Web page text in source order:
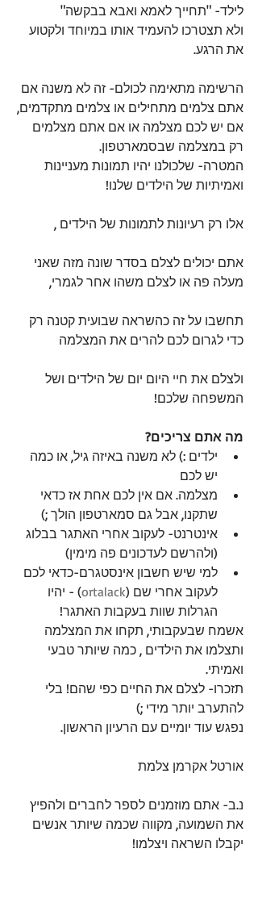
לילד- "תחייך לאמא ואבא בבקשה"
ולא תצטרכו להעמיד אותו במיוחד ולקטוע
את הרגע.
הרשימה מתאימה לכולם- זה לא משנה אם
אתם צלמים מתחילים או צלמים מתקדמים,
אם יש לכם מצלמה או אם אתם מצלמים
רק במצלמה שבסמארטפון.
המטרה- שלכולנו יהיו תמונות מעניינות
ואמיתיות של הילדים שלנו!
אלו רק רעיונות לתמונות של הילדים ,
אתם יכולים לצלם בסדר שונה מזה שאני
מעלה פה או לצלם משהו אחר לגמרי,
תחשבו על זה כהשראה שבועית קטנה רק
כדי לגרום לכם להרים את המצלמה
ולצלם את חיי היום יום של הילדים ושל
המשפחה שלכם!
מה אתם צריכים?
ילדים :) לא משנה באיזה גיל, או כמה
יש לכם
מצלמה. אם אין לכם אחת אז כדאי
שתקנו, אבל גם סמארטפון הולך ;)
אינטרנט- לעקוב אחרי האתגר בבלוג
(ולהרשם לעדכונים פה מימין)
למי שיש חשבון אינסטגרם-כדאי לכם
לעקוב אחרי שם (ortalack) - יהיו
הגרלות שוות בעקבות האתגר!
אשמח שבעקבותי, תקחו את המצלמה
ותצלמו את הילדים , כמה שיותר טבעי
ואמיתי.
תזכרו- לצלם את החיים כפי שהם! בלי
להתערב יותר מידי ;)
נפגש עוד יומיים עם הרעיון הראשון.
אורטל אקרמן צלמת
נ.ב- אתם מוזמנים לספר לחברים ולהפיץ
את השמועה, מקווה שכמה שיותר אנשים
יקבלו השראה ויצלמו!